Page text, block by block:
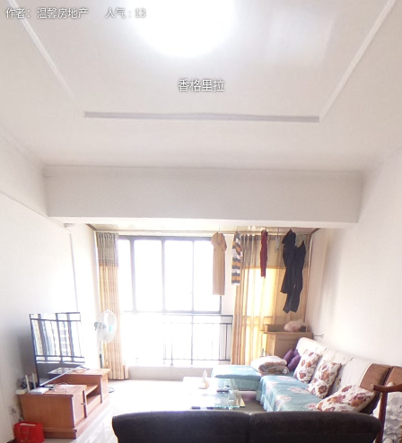
香格里拉
作者：温馨房地产 人气 : 13